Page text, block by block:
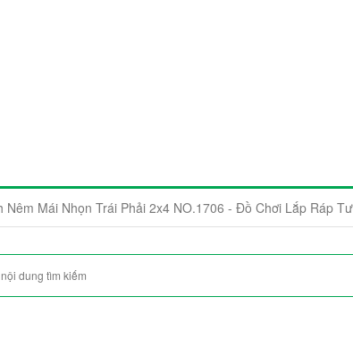
Nêm Mái Nhọn Trái Phải 2x4 NO.1706 - Đồ Chơi Lắp Ráp